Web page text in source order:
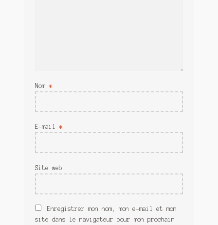
Nom *
E-mail *
Site web
Enregistrer mon nom, mon e-mail et mon
site dans le navigateur pour mon prochain